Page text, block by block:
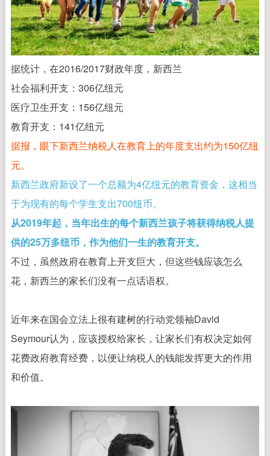
据统计，在2016/2017财政年度，新西兰
社会福利开支：306亿纽元
医疗卫生开支：156亿纽元
教育开支：141亿纽元
据报，眼下新西兰纳税人在教育上的年度支出约为150亿纽
元。
新西兰政府新设了一个总额为4亿纽元的教育资金，这相当
于为现有的每个学生支出700纽币。
从2019年起，当年出生的每个新西兰孩子将获得纳税人提
供的25万多纽币，作为他们一生的教育开支。
不过，虽然政府在教育上开支巨大，但这些钱应该怎么
花，新西兰的家长们没有一点话语权。
近年来在国会立法上很有建树的行动党领袖David
Seymour认为，应该授权给家长，让家长们有权决定如何
花费政府教育经费，以便让纳税人的钱能发挥更大的作用
和价值。